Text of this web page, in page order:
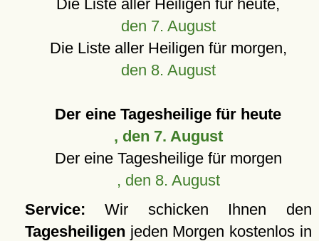
Die Liste aller Heiligen für heute,
den 7. August
Die Liste aller Heiligen für morgen,
den 8. August
Der eine Tagesheilige für heute
, den 7. August
Der eine Tagesheilige für morgen
, den 8. August
Service: Wir schicken Ihnen den
Tagesheiligen jeden Morgen kostenlos in